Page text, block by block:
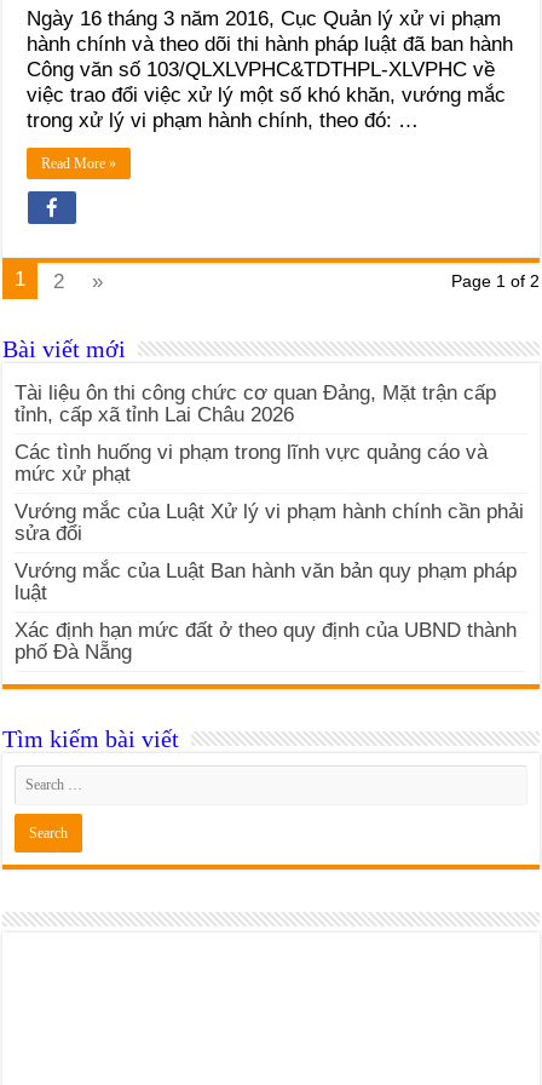
Ngày 16 tháng 3 năm 2016, Cục Quản lý xử vi phạm
hành chính và theo dõi thi hành pháp luật đã ban hành
Công văn số 103/QLXLVPHC&TDTHPL-XLVPHC về
việc trao đổi việc xử lý một số khó khăn, vướng mắc
trong xử lý vi phạm hành chính, theo đó: …
Read More »
Page 1 of 2
1 2 »
Bài viết mới
Tài liệu ôn thi công chức cơ quan Đảng, Mặt trận cấp
tỉnh, cấp xã tỉnh Lai Châu 2026
Các tình huống vi phạm trong lĩnh vực quảng cáo và
mức xử phạt
Vướng mắc của Luật Xử lý vi phạm hành chính cần phải
sửa đổi
Vướng mắc của Luật Ban hành văn bản quy phạm pháp
luật
Xác định hạn mức đất ở theo quy định của UBND thành
phố Đà Nẵng
Tìm kiếm bài viết